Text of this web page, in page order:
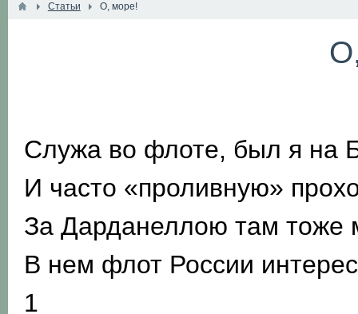
Статьи О, море!
Служа во флоте, был я на
И часто «проливную»
За Дарданеллою там тоже
В нем флот России
1